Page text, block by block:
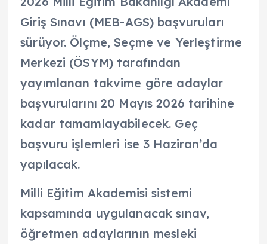
Giriş Sınavı (MEB-AGS) başvuruları
sürüyor. Ölçme, Seçme ve Yerleştirme
Merkezi (ÖSYM) tarafından
yayımlanan takvime göre adaylar
başvurularını 20 Mayıs 2026 tarihine
kadar tamamlayabilecek. Geç
başvuru işlemleri ise 3 Haziran’da
yapılacak.
Milli Eğitim Akademisi sistemi
kapsamında uygulanacak sınav,
öğretmen adaylarının mesleki